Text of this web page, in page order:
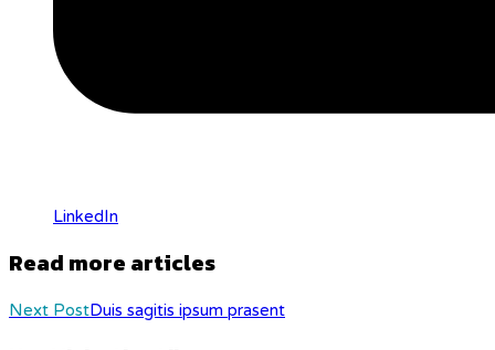
LinkedIn
Read more articles
Next PostDuis sagitis ipsum prasent